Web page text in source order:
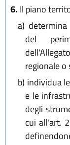
6. Il piano
a)
del
regionale o
b) individua
e le
degli
cui all'art.